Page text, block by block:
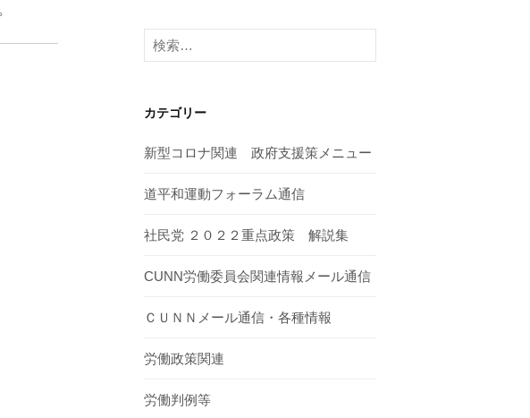
検
索:
カテゴリー
新型コロナ関連 政府支援策メニュー
道平和運動フォーラム通信
社民党 ２０２２重点政策 解説集
CUNN労働委員会関連情報メール通信
ＣＵＮＮメール通信・各種情報
労働政策関連
労働判例等